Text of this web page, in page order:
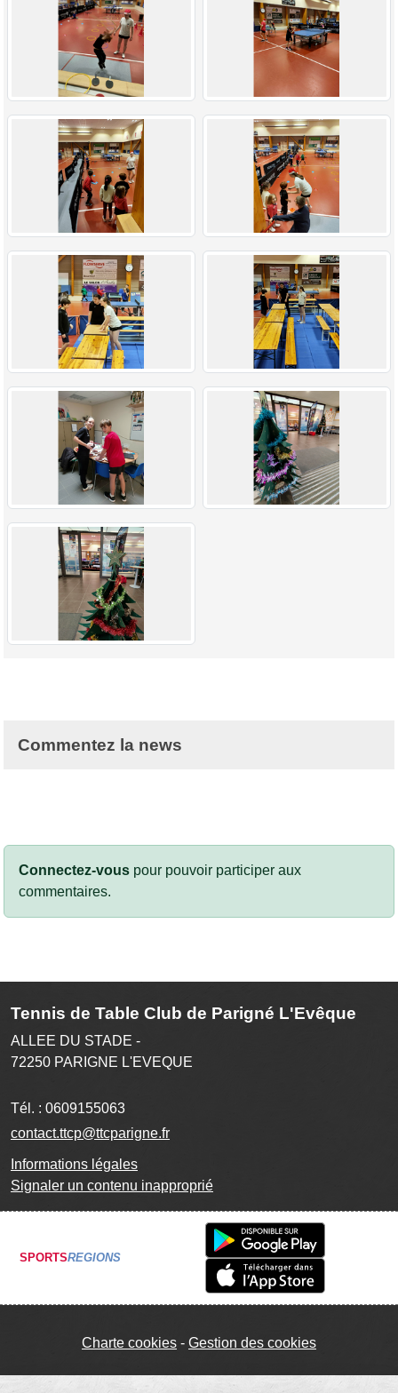
Commentez la news
Connectez-vous pour pouvoir participer aux
commentaires.
Tennis de Table Club de Parigné L'Evêque
ALLEE DU STADE -
72250 PARIGNE L'EVEQUE
Tél. : 0609155063
contact.ttcp@ttcparigne.fr
Informations légales
Signaler un contenu inapproprié
SPORTSREGIONS
Charte cookies Gestion des cookies